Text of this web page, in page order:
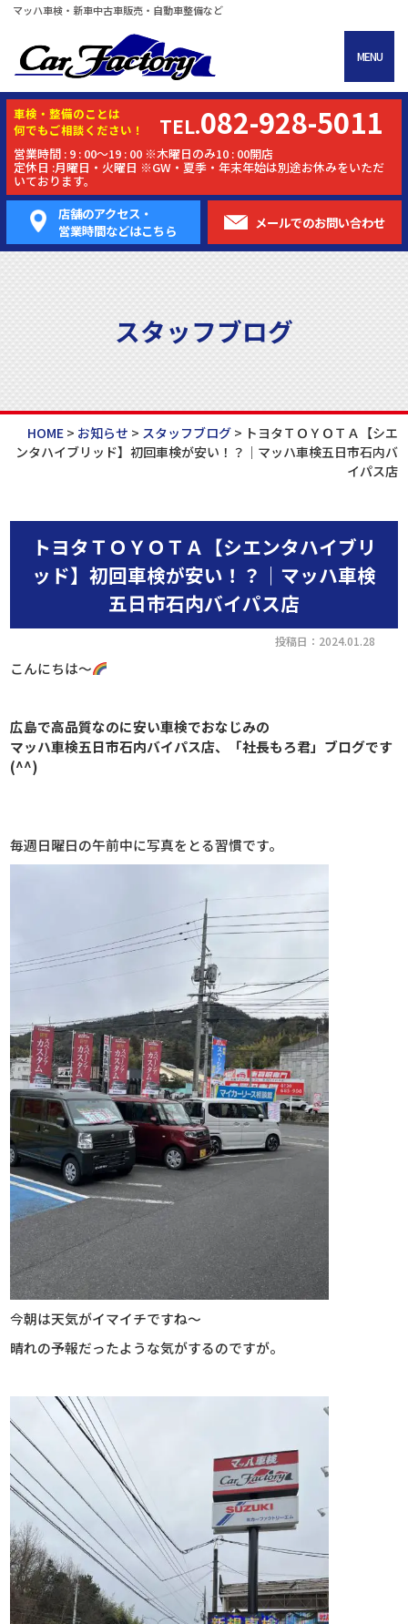
マッハ車検・新車中古車販売・自動車整備など
MENU
車検・ 整備のことは
何でもご相談ください！
TEL.082-928-5011
営業時間 : 9 : 00～19 : 00 ※木曜日のみ10 : 00開店
定休日 :月曜日・火曜日 ※GW・夏季・年末年始は別途お休みをいただ
いております。
店舗のアクセス・
営業時間などはこちら
メールでのお問い合わせ
スタッフブログ
HOME> お知らせ > スタッフブログ> トヨタＴＯＹＯＴＡ【シエ
ンタハイブリッド】初回車検が安い！？｜マッハ車検五日市石内バ
イパス店
トヨタＴＯＹＯＴＡ【シエンタハイブリ
ッド】初回車検が安い！？｜マッハ車検
五日市石内バイパス店
投稿日：2024.01.28
こんにちは～
広島で高品質なのに安い車検でおなじみの
マッハ車検五日市石内バイパス店、「社長もろ君」ブログです
(^^)
毎週日曜日の午前中に写真をとる習慣です。
今朝は天気がイマイチですね～
晴れの予報だったような気がするのですが。